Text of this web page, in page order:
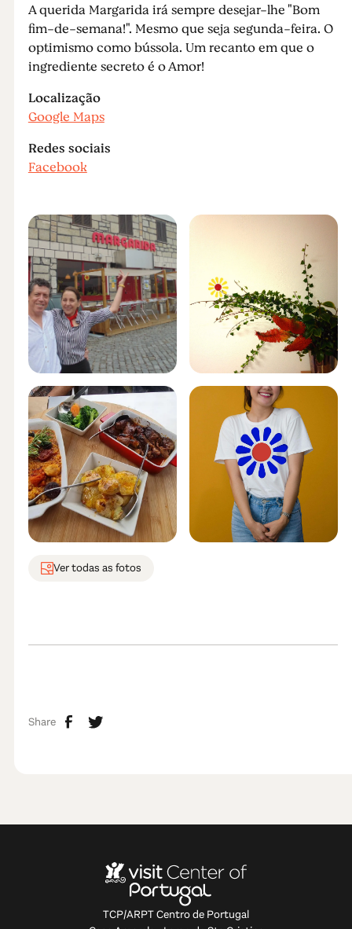
A querida Margarida irá sempre desejar-lhe "Bom
fim-de-semana!". Mesmo que seja segunda-feira. O
optimismo como bússola. Um recanto em que o
ingrediente secreto é o Amor!
Localização
Google Maps
Redes sociais
Facebook
Ver todas as fotos
Share
TCP/ARPT Centro de Portugal